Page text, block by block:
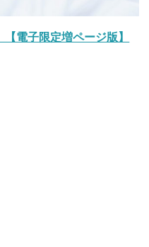
電子限定増ページ版】